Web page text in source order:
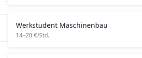
Werkstudent Maschinenbau
14–20€/Std.